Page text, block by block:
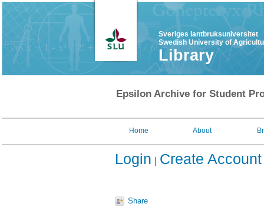
Sveriges lantbruksuniversitet
Swedish University of
Library
Epsilon Archive for Student
Home About
Login Create Account
Share